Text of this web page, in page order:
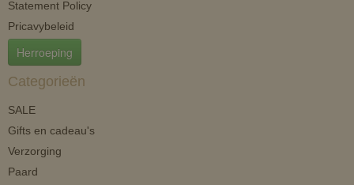
Statement Policy
Pricavybeleid
Herroeping
Categorieën
SALE
Gifts en cadeau's
Verzorging
Paard